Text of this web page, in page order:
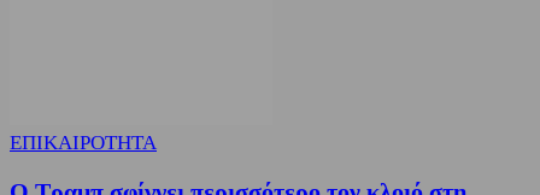
ΕΠΙΚΑΙΡΟΤΗΤΑ